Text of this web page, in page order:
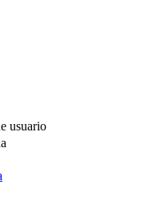
usuario